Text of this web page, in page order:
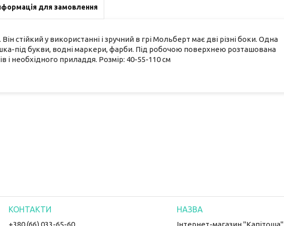
для замовлення
стійкий у використанні і зручний в грі Мольберт має дві різні боки. Одна
під букви, водні маркери, фарби. Під робочою поверхнею розташована
і необхідного приладдя. Розмір: 40-55-110 см
+380 (66) 033-65-60 Інтернет-магазин "Капітоша"